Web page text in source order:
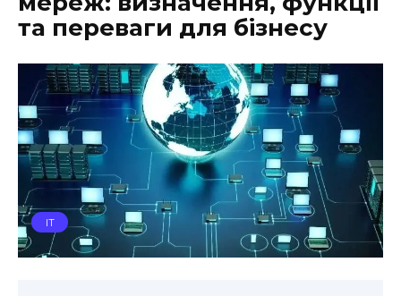
та переваги для бізнесу
IT